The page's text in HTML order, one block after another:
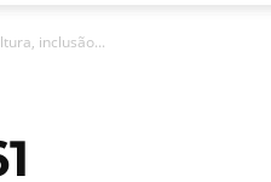
inclusão...